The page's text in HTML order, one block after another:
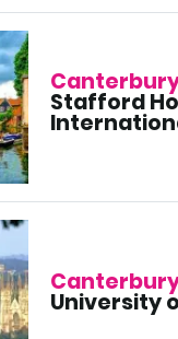
Stafford
University